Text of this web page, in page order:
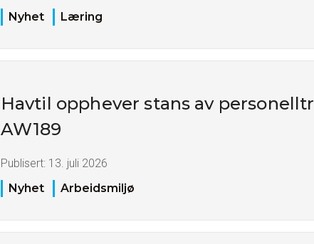
Nyhet
Læring
Havtil opphever stans av
AW189
Publisert: 13. juli 2026
Nyhet
Arbeidsmiljø